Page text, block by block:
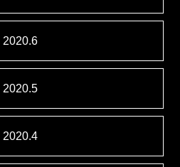
2020.6
2020.5
2020.4